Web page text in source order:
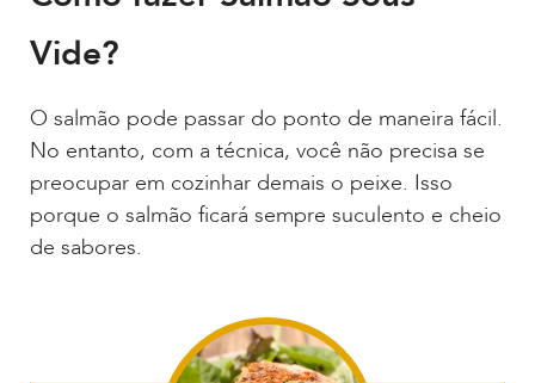
Vide?
O salmão pode passar do ponto de maneira fácil.
No entanto, com a técnica, você não precisa se
preocupar em cozinhar demais o peixe. Isso
porque o salmão ficará sempre suculento e cheio
de sabores.